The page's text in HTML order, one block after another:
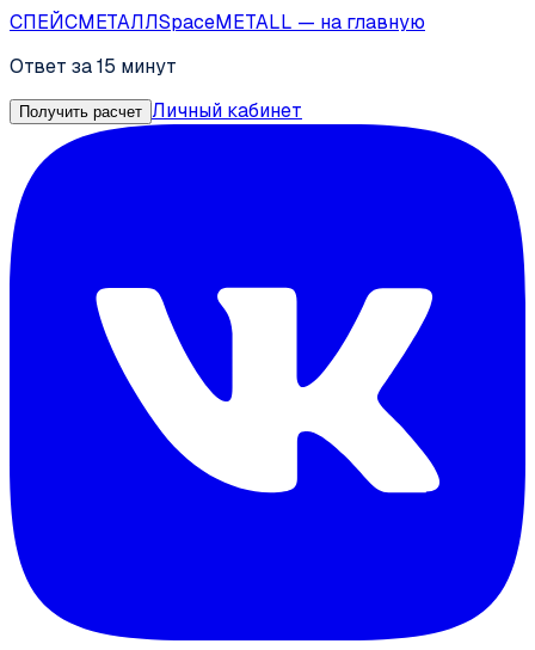
СПЕЙСМЕТАЛЛSpaceMETALL — на главную
Ответ за 15 минут
Получить расчет Личный кабинет